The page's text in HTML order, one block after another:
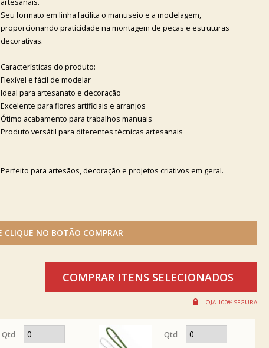
Seu formato em linha facilita o manuseio e a modelagem,
proporcionando praticidade na montagem de peças e estruturas
decorativas.
Características do produto:
Flexível e fácil de modelar
Ideal para artesanato e decoração
Excelente para flores artificiais e arranjos
Ótimo acabamento para trabalhos manuais
Produto versátil para diferentes técnicas artesanais
Perfeito para artesãos, decoração e projetos criativos em geral.